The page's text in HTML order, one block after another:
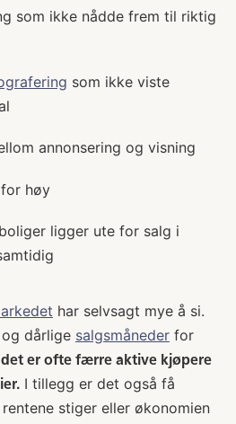
som ikke nådde frem til riktig
som ikke viste
annonsering og visning
høy
ligger ute for salg i
har selvsagt mye å si.
dårlige salgsmånederfor
det er ofte færre aktive kjøpere
I tillegg er det også få
stiger eller økonomien